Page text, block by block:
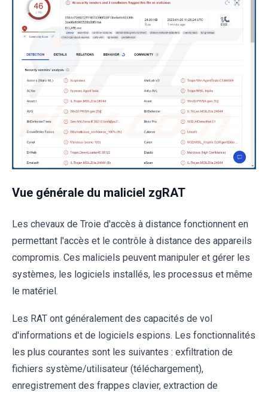
Vue générale du maliciel zgRAT
Les chevaux de Troie d'accès à distance fonctionnent en
permettant l'accès et le contrôle à distance des appareils
compromis. Ces maliciels peuvent manipuler et gérer les
systèmes, les logiciels installés, les processus et même
le matériel.
Les RAT ont généralement des capacités de vol
d'informations et de logiciels espions. Les fonctionnalités
les plus courantes sont les suivantes : exfiltration de
fichiers système/utilisateur (téléchargement),
enregistrement des frappes clavier, extraction de